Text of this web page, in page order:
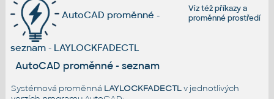
Viz téžpříkazya
proměnné prostředí
AutoCAD proměnné -
seznam - LAYLOCKFADECTL
AutoCAD proměnné - seznam
Systémová proměnná LAYLOCKFADECTLv jednotlivých